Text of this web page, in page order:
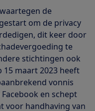
de
om de privacy
dit keer door
te
stichtingen ook
15 maart 2023 heeft
vonnis
en schept
voor handhaving van